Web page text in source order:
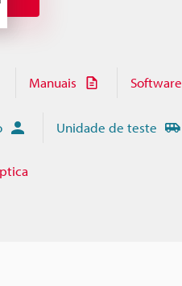
Manuais Software
Unidade de teste